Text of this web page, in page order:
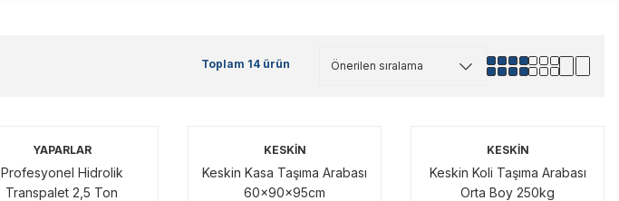
Toplam 14 ürün
YAPARLAR
Profesyonel Hidrolik
Transpalet 2,5 Ton
KESKİN
Keskin Kasa Taşıma Arabası
60x90x95cm
KESKİN
Keskin Koli Taşıma Arabası
Orta Boy 250kg